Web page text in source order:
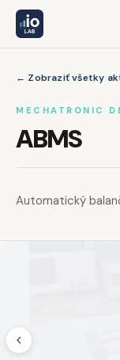
← Zobraziť všetky
MECHATRONIC
ABMS
Automatický